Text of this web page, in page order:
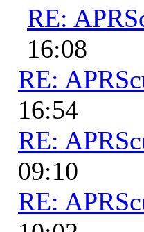
RE:
16:08
RE:
16:54
RE:
09:10
RE: